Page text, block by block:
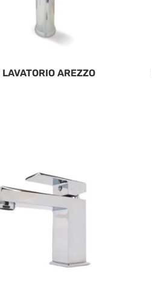
LAVATORIO AREZZO